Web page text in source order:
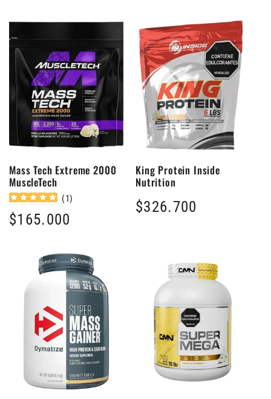
Mass Tech Extreme 2000
MuscleTech
(1)
Precio
$165.000
King Protein Inside
Nutrition
Precio
$326.700